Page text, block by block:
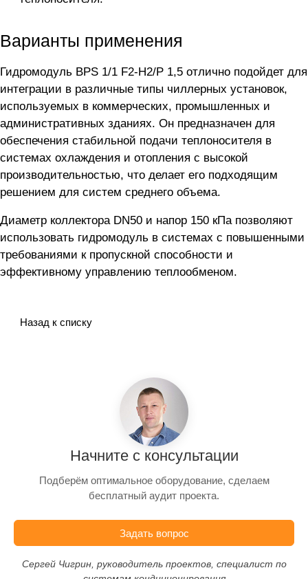
Варианты применения
Гидромодуль BPS 1/1 F2-H2/P 1,5 отлично подойдет для
интеграции в различные типы чиллерных установок,
используемых в коммерческих, промышленных и
административных зданиях. Он предназначен для
обеспечения стабильной подачи теплоносителя в
системах охлаждения и отопления с высокой
производительностью, что делает его подходящим
решением для систем среднего объема.
Диаметр коллектора DN50 и напор 150 кПа позволяют
использовать гидромодуль в системах с повышенными
требованиями к пропускной способности и
эффективному управлению теплообменом.
Назад к списку
Начните с консультации
Подберём оптимальное оборудование, сделаем
бесплатный аудит проекта.
Задать вопрос
Сергей Чигрин, руководитель проектов, специалист по